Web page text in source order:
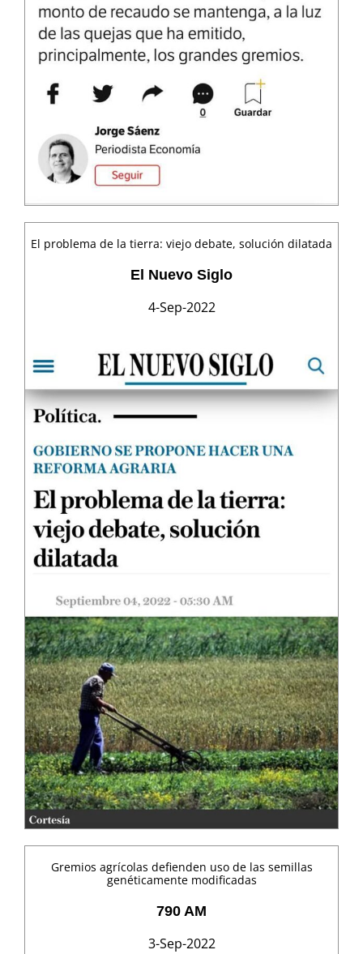
El problema de la tierra: viejo debate, solución dilatada
El Nuevo Siglo
4-Sep-2022
Gremios agrícolas defienden uso de las semillas
genéticamente modificadas
790 AM
3-Sep-2022